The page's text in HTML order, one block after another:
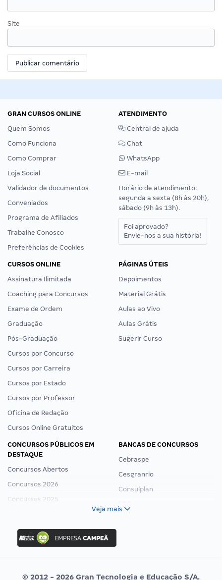
Site
GRAN CURSOS ONLINE
Quem Somos
Como Funciona
Como Comprar
Loja Social
Validador de documentos
Conveniados
Programa de Afiliados
Trabalhe Conosco
Preferências de Cookies
ATENDIMENTO
Central de ajuda
Chat
WhatsApp
E-mail
Horário de atendimento:
segunda a sexta (8h às 20h),
sábado (9h às 13h).
Foi aprovado?
Envie-nos a sua história!
CURSOS ONLINE
Assinatura Ilimitada
Coaching para Concursos
Exame de Ordem
Graduação
Pós-Graduação
Cursos por Concurso
Cursos por Carreira
Cursos por Estado
Cursos por Professor
Oficina de Redação
Cursos Online Gratuitos
PÁGINAS ÚTEIS
Depoimentos
Material Grátis
Aulas ao Vivo
Aulas Grátis
Sugerir Curso
CONCURSOS PÚBLICOS EM
DESTAQUE
Concursos Abertos
Concursos 2026
Concursos 2025
Concurso Ibama
Concurso MPU
Editais publicados
BANCAS DE CONCURSOS
Cebraspe
Cesgranrio
Consulplan
Vunesp
Veja mais
© 2012 - 2026 Gran Tecnologia e Educação S/A.